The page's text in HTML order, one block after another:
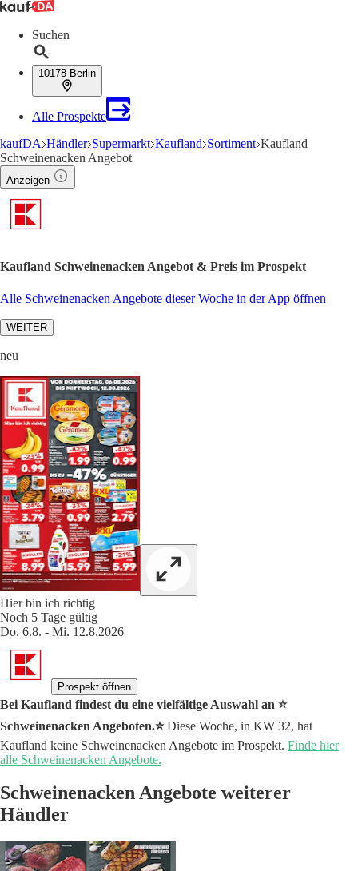
Suchen
10178 Berlin
Alle Prospekte
kaufDA Händler Supermarkt Kaufland Sortiment Kaufland
Schweinenacken Angebot
Anzeigen
Kaufland Schweinenacken Angebot & Preis im Prospekt
Alle Schweinenacken Angebote dieser Woche in der App öffnen
WEITER
neu
Hier bin ich richtig
Noch 5 Tage gültig
Do. 6.8. - Mi. 12.8.2026
Prospekt öffnen
Bei Kaufland findest du eine vielfältige Auswahl an ⭐️
Schweinenacken Angeboten.⭐️Diese Woche, in KW 32, hat
Kaufland keine Schweinenacken Angebote im Prospekt. Finde hier
alle Schweinenacken Angebote.
Schweinenacken Angebote weiterer
Händler